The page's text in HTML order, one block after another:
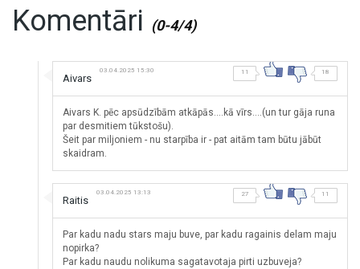
Komentāri (0-4/4)
Aivars
03.04.2025 15:30 11 18
Aivars K. pēc apsūdzībām atkāpās....kā vīrs....(un tur gāja runa
par desmitiem tūkstošu).
Šeit par miljoniem - nu starpība ir - pat aitām tam būtu jābūt
skaidram.
Raitis
03.04.2025 13:13 27 11
Par kadu nadu stars maju buve, par kadu ragainis delam maju
nopirka?
Par kadu naudu nolikuma sagatavotaja pirti uzbuveja?